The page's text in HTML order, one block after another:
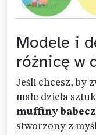
Modele i
różnicę w
Jeśli chcesz, by
małe dzieła
muffiny
stworzony z